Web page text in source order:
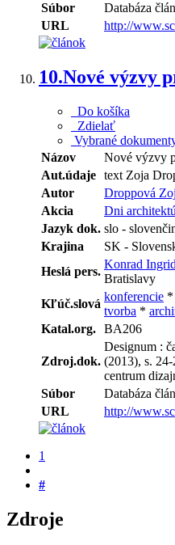
Súbor
Databáza
URL
http://
10.Nové výzvy
Do košíka
Zdielať
Vybrané
Názov
Nové výzvy
Aut.údaje text Zoja
Autor
Droppová
Akcia
Dni
Jazyk dok. slo -
Krajina
SK -
Heslá pers.
Konrad Ingrid
Bratislavy
Kľúč.slová
konferencie *
tvorba *
Katal.org. BA206
Zdroj.dok.
Designum :
(2013), s.
centrum
Súbor
Databáza
URL
http://
1
#
Zdroje